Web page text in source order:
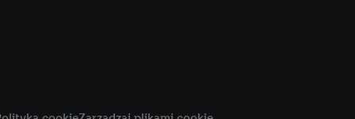
Zgodę na
celów marketingu